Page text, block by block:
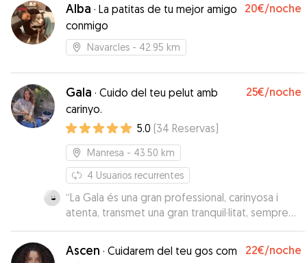
Alba · La patitas de tu mejor amigo
conmigo
20€/noche
Navarcles - 42.95 km
Gala · Cuido del teu pelut amb
carinyo.
25€/noche
5.0 (34 Reservas)
Manresa - 43.50 km
4 Usuarios recurrentes
“La Gala és una gran professional, carinyosa i
atenta, transmet una gran tranquil·litat, sempre
ha estat pendent de la nostra Crema. Una gran
cuidadora en un entorn perfecte. Molt
recomanable!”
Ascen · Cuidarem del teu gos com
22€/noche